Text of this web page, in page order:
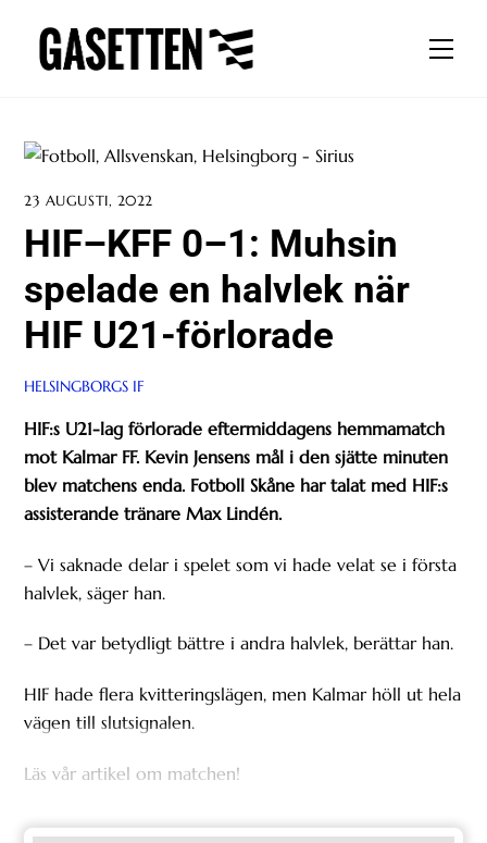
content
23 AUGUSTI, 2022
HIF–KFF 0–1: Muhsin
spelade en halvlek när
HIF U21-förlorade
HELSINGBORGS IF
HIF:s U21-lag förlorade eftermiddagens hemmamatch
mot Kalmar FF. Kevin Jensens mål i den sjätte minuten
blev matchens enda. Fotboll Skåne har talat med HIF:s
assisterande tränare Max Lindén.
– Vi saknade delar i spelet som vi hade velat se i första
halvlek, säger han.
– Det var betydligt bättre i andra halvlek, berättar han.
HIF hade flera kvitteringslägen, men Kalmar höll ut hela
vägen till slutsignalen.
Läs vår artikel om matchen!